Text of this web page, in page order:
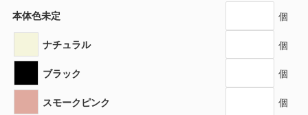
本体色未定 個
ナチュラル 個
ブラック 個
スモークピンク 個